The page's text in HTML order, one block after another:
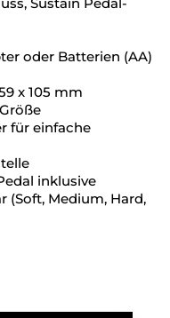
oder Batterien (AA)
x 105 mm
für einfache
inklusive
(Soft, Medium, Hard,